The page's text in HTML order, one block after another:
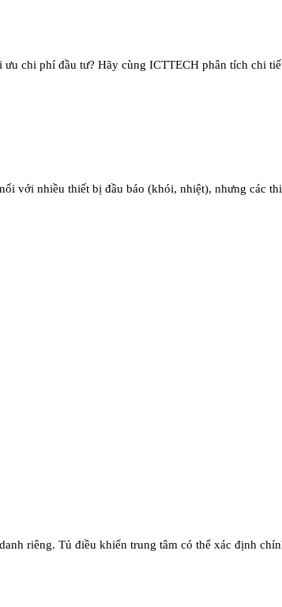
ưu chi phí đầu tư? Hãy cùng ICTTECH phân tích chi
với nhiều thiết bị đầu báo (khói, nhiệt), nhưng các
riêng. Tủ điều khiển trung tâm có thể xác định